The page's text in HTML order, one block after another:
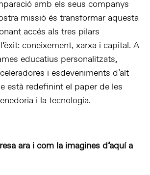
amb els seus companys
missió és transformar aquesta
accés als tres pilars
coneixement, xarxa i capital. A
educatius personalitzats,
i esdeveniments d’alt
està redefinint el paper de les
i la tecnologia.
ara i com la imagines d’aquí a